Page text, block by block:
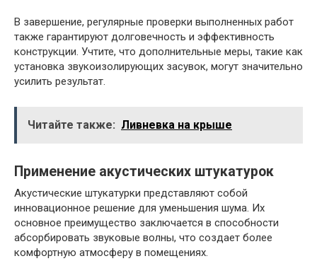
В завершение, регулярные проверки выполненных работ
также гарантируют долговечность и эффективность
конструкции. Учтите, что дополнительные меры, такие как
установка звукоизолирующих засувок, могут значительно
усилить результат.
Читайте также: Ливневка на крыше
Применение акустических штукатурок
Акустические штукатурки представляют собой
инновационное решение для уменьшения шума. Их
основное преимущество заключается в способности
абсорбировать звуковые волны, что создает более
комфортную атмосферу в помещениях.